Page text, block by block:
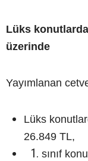
Lüks
üzerinde
Yayımlanan
Lüks
26.849 TL,
sınıf